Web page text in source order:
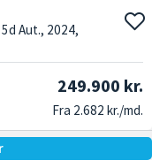
Aut., 2024,
249.900 kr.
Fra 2.682 kr./md.